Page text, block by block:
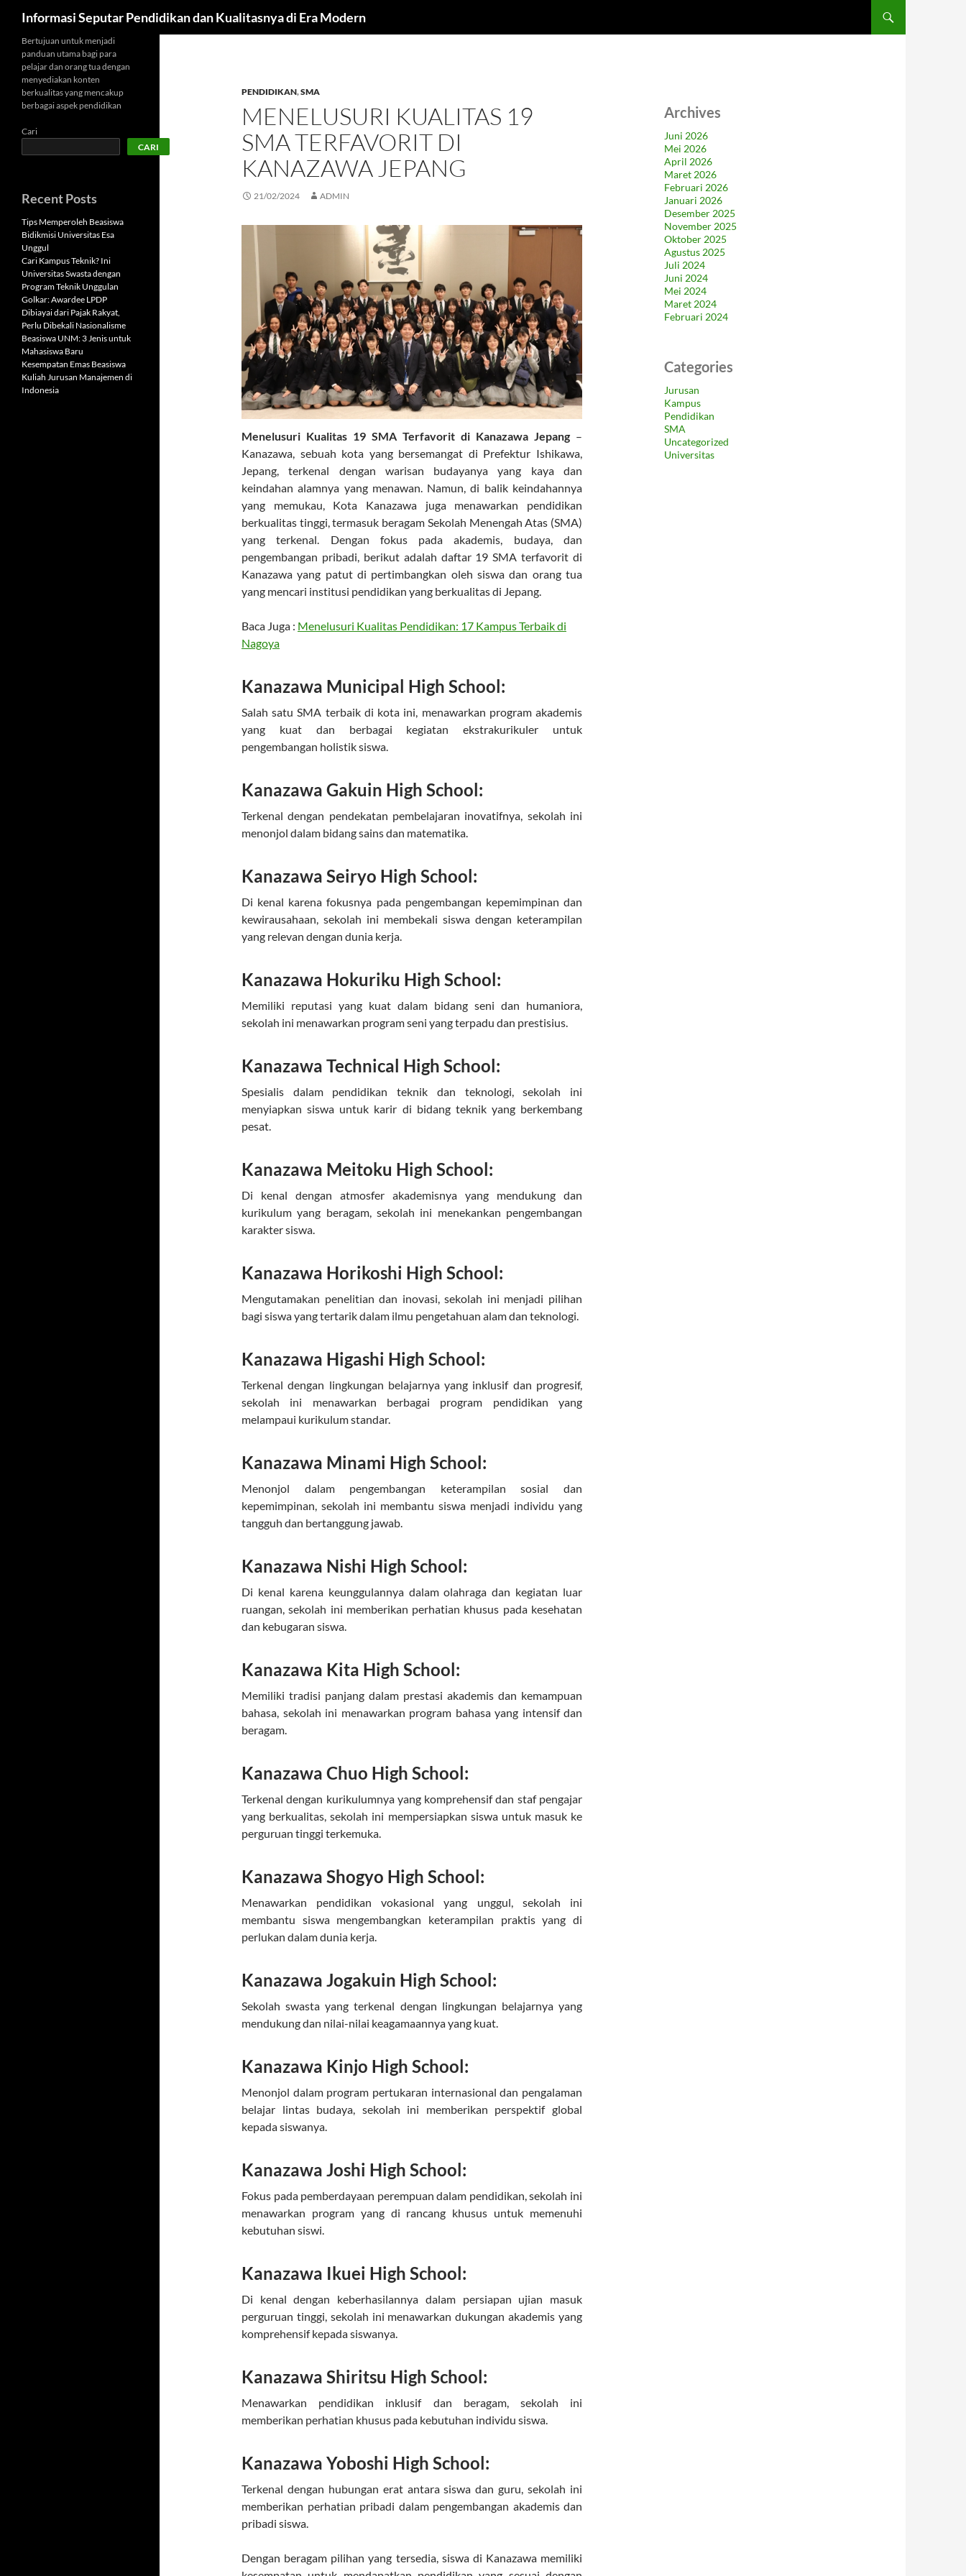
Langsung
Informasi Seputar Pendidikan dan Kualitasnya di Era Modern
PENDIDIKAN,SMA
MENELUSURI KUALITAS 19
SMA TERFAVORIT DI
KANAZAWA JEPANG
21/02/2024 ADMIN
Menelusuri Kualitas 19 SMA Terfavorit di Kanazawa Jepang –
Kanazawa, sebuah kota yang bersemangat di Prefektur Ishikawa,
Jepang, terkenal dengan warisan budayanya yang kaya dan
keindahan alamnya yang menawan. Namun, di balik keindahannya
yang memukau, Kota Kanazawa juga menawarkan pendidikan
berkualitas tinggi, termasuk beragam Sekolah Menengah Atas (SMA)
yang terkenal. Dengan fokus pada akademis, budaya, dan
pengembangan pribadi, berikut adalah daftar 19 SMA terfavorit di
Kanazawa yang patut di pertimbangkan oleh siswa dan orang tua
yang mencari institusi pendidikan yang berkualitas di Jepang.
Baca Juga : Menelusuri Kualitas Pendidikan: 17 Kampus Terbaik di
Nagoya
Kanazawa Municipal High School:
Salah satu SMA terbaik di kota ini, menawarkan program akademis
yang kuat dan berbagai kegiatan ekstrakurikuler untuk
pengembangan holistik siswa.
Kanazawa Gakuin High School:
Terkenal dengan pendekatan pembelajaran inovatifnya, sekolah ini
menonjol dalam bidang sains dan matematika.
Kanazawa Seiryo High School:
Di kenal karena fokusnya pada pengembangan kepemimpinan dan
kewirausahaan, sekolah ini membekali siswa dengan keterampilan
yang relevan dengan dunia kerja.
Kanazawa Hokuriku High School:
Memiliki reputasi yang kuat dalam bidang seni dan humaniora,
sekolah ini menawarkan program seni yang terpadu dan prestisius.
Kanazawa Technical High School:
Spesialis dalam pendidikan teknik dan teknologi, sekolah ini
menyiapkan siswa untuk karir di bidang teknik yang berkembang
pesat.
Kanazawa Meitoku High School:
Di kenal dengan atmosfer akademisnya yang mendukung dan
kurikulum yang beragam, sekolah ini menekankan pengembangan
karakter siswa.
Kanazawa Horikoshi High School:
Mengutamakan penelitian dan inovasi, sekolah ini menjadi pilihan
bagi siswa yang tertarik dalam ilmu pengetahuan alam dan teknologi.
Kanazawa Higashi High School:
Terkenal dengan lingkungan belajarnya yang inklusif dan progresif,
sekolah ini menawarkan berbagai program pendidikan yang
melampaui kurikulum standar.
Kanazawa Minami High School:
Menonjol dalam pengembangan keterampilan sosial dan
kepemimpinan, sekolah ini membantu siswa menjadi individu yang
tangguh dan bertanggung jawab.
Kanazawa Nishi High School:
Di kenal karena keunggulannya dalam olahraga dan kegiatan luar
ruangan, sekolah ini memberikan perhatian khusus pada kesehatan
dan kebugaran siswa.
Kanazawa Kita High School:
Memiliki tradisi panjang dalam prestasi akademis dan kemampuan
bahasa, sekolah ini menawarkan program bahasa yang intensif dan
beragam.
Kanazawa Chuo High School:
Terkenal dengan kurikulumnya yang komprehensif dan staf pengajar
yang berkualitas, sekolah ini mempersiapkan siswa untuk masuk ke
perguruan tinggi terkemuka.
Kanazawa Shogyo High School:
Menawarkan pendidikan vokasional yang unggul, sekolah ini
membantu siswa mengembangkan keterampilan praktis yang di
perlukan dalam dunia kerja.
Kanazawa Jogakuin High School:
Sekolah swasta yang terkenal dengan lingkungan belajarnya yang
mendukung dan nilai-nilai keagamaannya yang kuat.
Kanazawa Kinjo High School:
Menonjol dalam program pertukaran internasional dan pengalaman
belajar lintas budaya, sekolah ini memberikan perspektif global
kepada siswanya.
Kanazawa Joshi High School:
Fokus pada pemberdayaan perempuan dalam pendidikan, sekolah ini
menawarkan program yang di rancang khusus untuk memenuhi
kebutuhan siswi.
Kanazawa Ikuei High School:
Di kenal dengan keberhasilannya dalam persiapan ujian masuk
perguruan tinggi, sekolah ini menawarkan dukungan akademis yang
komprehensif kepada siswanya.
Kanazawa Shiritsu High School:
Menawarkan pendidikan inklusif dan beragam, sekolah ini
memberikan perhatian khusus pada kebutuhan individu siswa.
Kanazawa Yoboshi High School:
Terkenal dengan hubungan erat antara siswa dan guru, sekolah ini
memberikan perhatian pribadi dalam pengembangan akademis dan
pribadi siswa.
Dengan beragam pilihan yang tersedia, siswa di Kanazawa memiliki
Archives
Juni 2026
Mei 2026
April 2026
Maret 2026
Februari 2026
Januari 2026
Desember 2025
November 2025
Oktober 2025
Agustus 2025
Juli 2024
Juni 2024
Mei 2024
Maret 2024
Februari 2024
Categories
Jurusan
Kampus
Pendidikan
SMA
Uncategorized
Universitas
Bertujuan untuk menjadi
panduan utama bagi para
pelajar dan orang tua dengan
menyediakan konten
berkualitas yang mencakup
berbagai aspek pendidikan
Cari
CARI
Recent Posts
Tips Memperoleh Beasiswa
Bidikmisi Universitas Esa
Unggul
Cari Kampus Teknik? Ini
Universitas Swasta dengan
Program Teknik Unggulan
Golkar: Awardee LPDP
Dibiayai dari Pajak Rakyat,
Perlu Dibekali Nasionalisme
Beasiswa UNM: 3 Jenis untuk
Mahasiswa Baru
Kesempatan Emas Beasiswa
Kuliah Jurusan Manajemen di
Indonesia